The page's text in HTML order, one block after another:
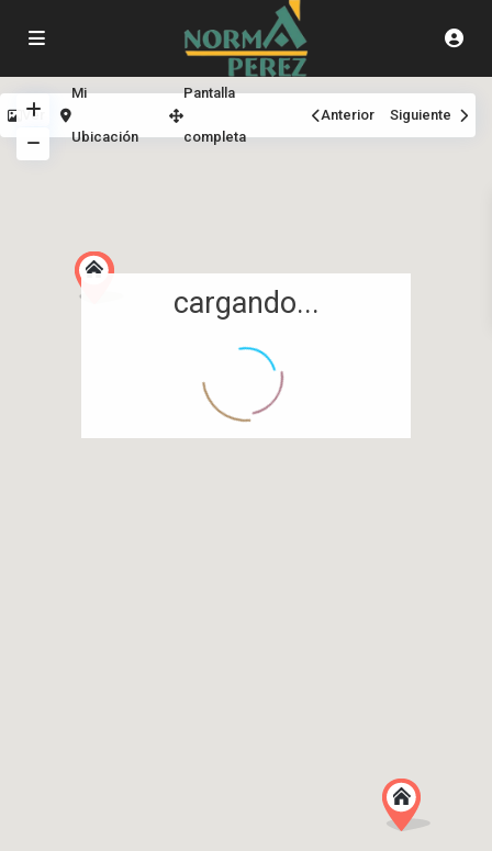
cargando...
Ver
Mi
Ubicación
Pantalla
completa
Anterior Siguiente